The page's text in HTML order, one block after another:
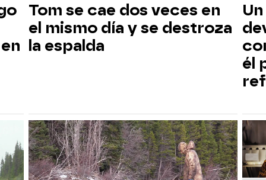
Tom se cae dos veces en
el mismo día y se destroza
la espalda
él